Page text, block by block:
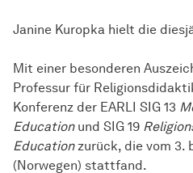
Janine Kuropka hielt die
Mit einer besonderen
Professur für
Konferenz der EARLI SIG 13
Educationund SIG 19
Educationzurück, die vom 3.
(Norwegen) stattfand.